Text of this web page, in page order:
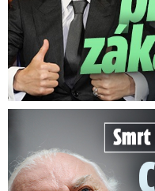
Smrt Milana Knížáka